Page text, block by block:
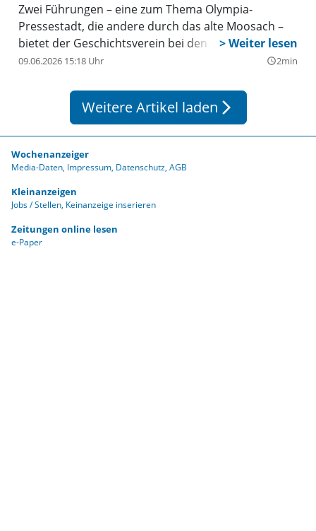
Zwei Führungen – eine zum Thema Olympia-
Pressestadt, die andere durch das alte Moosach –
bietet der Geschichtsverein bei den Stadtteil-
Kulturtagen an.
09.06.2026 15:18 Uhr query_builder2min
Weitere Artikel laden arrow_forward_ios
Wochenanzeiger
Media-Daten Impressum Datenschutz AGB
Kleinanzeigen
Jobs / Stellen Keinanzeige inserieren
Zeitungen online lesen
e-Paper